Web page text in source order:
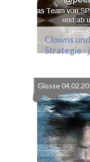
Clowns
Strategie -
Glosse